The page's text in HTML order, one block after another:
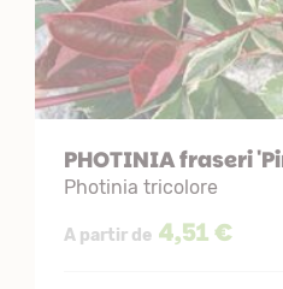
PHOTINIA fraseri
Photinia tricolore
A partir de 4,51 €